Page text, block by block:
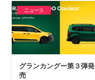
ニュース
グランカングー第３弾発
売